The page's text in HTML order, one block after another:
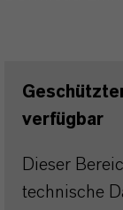
verfügbar
Dieser
technische